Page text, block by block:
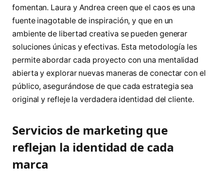
fomentan. Laura y Andrea creen que el caos es una
fuente inagotable de inspiración, y que en un
ambiente de libertad creativa se pueden generar
soluciones únicas y efectivas. Esta metodología les
permite abordar cada proyecto con una mentalidad
abierta y explorar nuevas maneras de conectar con el
público, asegurándose de que cada estrategia sea
original y refleje la verdadera identidad del cliente.
Servicios de marketing que
reflejan la identidad de cada
marca